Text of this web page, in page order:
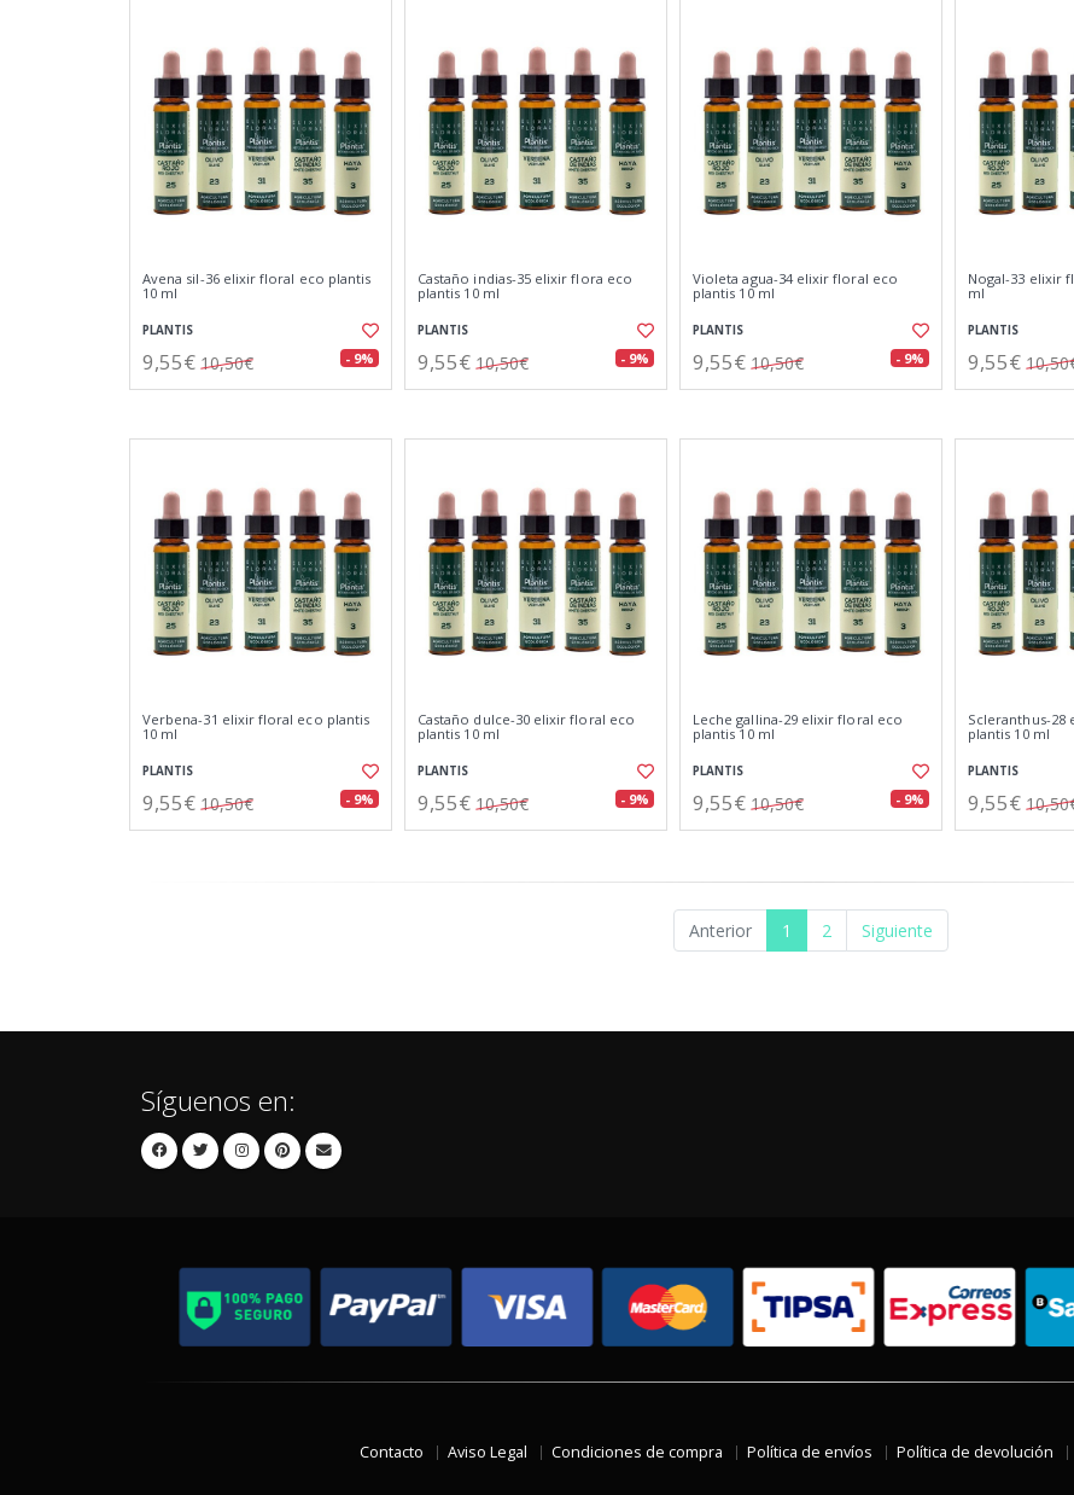
Avena sil-36 elixir floral eco plantis
10 ml
PLANTIS
9,55€ 10,50€ - 9%
Castaño indias-35 elixir flora eco
plantis 10 ml
PLANTIS
9,55€ 10,50€ - 9%
Violeta agua-34 elixir floral eco
plantis 10 ml
PLANTIS
9,55€ 10,50€ - 9%
Nogal-33 elixir
ml
PLANTIS
9,55€
Verbena-31 elixir floral eco plantis
10 ml
PLANTIS
9,55€ 10,50€ - 9%
Castaño dulce-30 elixir floral eco
plantis 10 ml
PLANTIS
9,55€ 10,50€ - 9%
Leche gallina-29 elixir floral eco
plantis 10 ml
PLANTIS
9,55€ 10,50€ - 9%
Scleranthus-
plantis 10 ml
PLANTIS
9,55€
Anterior 1 2 Siguiente
Síguenos en:
Contacto Aviso Legal Condiciones de compra Política de envíos Política de devolución